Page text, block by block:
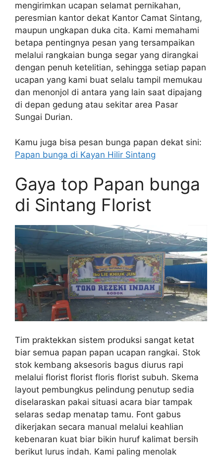
mengirimkan ucapan selamat pernikahan,
peresmian kantor dekat Kantor Camat Sintang,
maupun ungkapan duka cita. Kami memahami
betapa pentingnya pesan yang tersampaikan
melalui rangkaian bunga segar yang dirangkai
dengan penuh ketelitian, sehingga setiap papan
ucapan yang kami buat selalu tampil memukau
dan menonjol di antara yang lain saat dipajang
di depan gedung atau sekitar area Pasar
Sungai Durian.
Kamu juga bisa pesan bunga papan dekat sini:
Papan bunga di Kayan Hilir Sintang
Gaya top Papan bunga
di Sintang Florist
Tim praktekkan sistem produksi sangat ketat
biar semua papan papan ucapan rangkai. Stok
stok kembang aksesoris bagus diurus rapi
melalui florist florist floris florist subuh. Skema
layout pembungkus pelindung penutup sedia
diselaraskan pakai situasi acara biar tampak
selaras sedap menatap tamu. Font gabus
dikerjakan secara manual melalui keahlian
kebenaran kuat biar bikin huruf kalimat bersih
berikut lurus indah. Kami paling menolak